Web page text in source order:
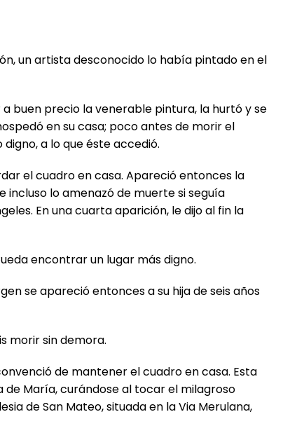
un artista desconocido lo había pintado en el
buen precio la venerable pintura, la hurtó y se
en su casa; poco antes de morir el
a lo que éste accedió.
el cuadro en casa. Apareció entonces la
incluso lo amenazó de muerte si seguía
En una cuarta aparición, le dijo al fin la
encontrar un lugar más digno.
se apareció entonces a su hija de seis años
morir sin demora.
de mantener el cuadro en casa. Esta
María, curándose al tocar el milagroso
de San Mateo, situada en la Via Merulana,